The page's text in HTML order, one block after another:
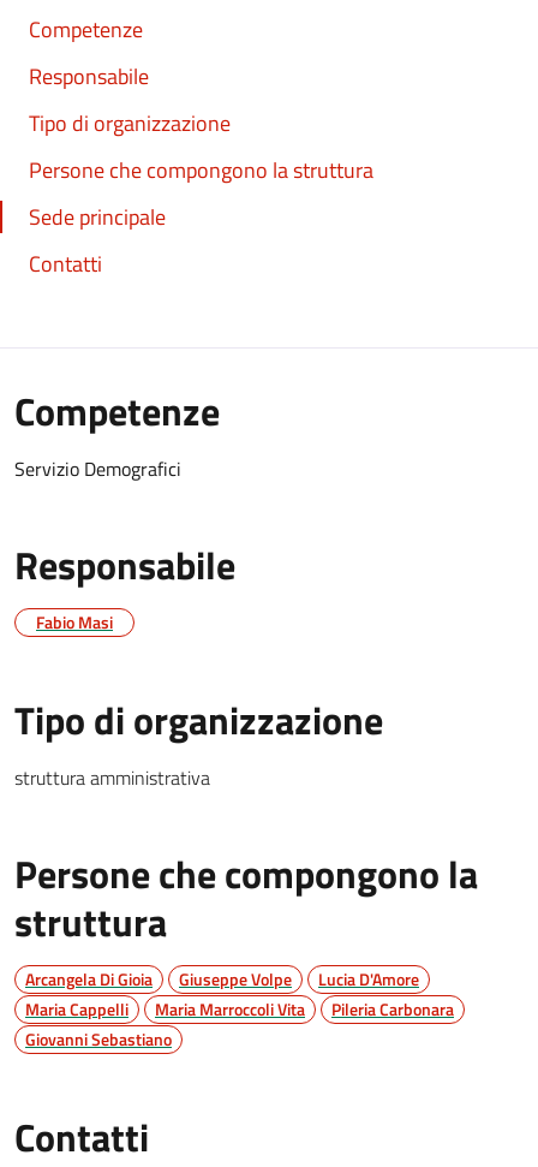
Competenze
Responsabile
Tipo di organizzazione
Persone che compongono la struttura
Sede principale
Contatti
Competenze
Servizio Demografici
Responsabile
Fabio Masi
Tipo di organizzazione
struttura amministrativa
Persone che compongono la
struttura
Arcangela Di Gioia Giuseppe Volpe
Lucia D'Amore
Maria Cappelli
Maria Marroccoli Vita
Pileria Carbonara
Giovanni Sebastiano
Contatti